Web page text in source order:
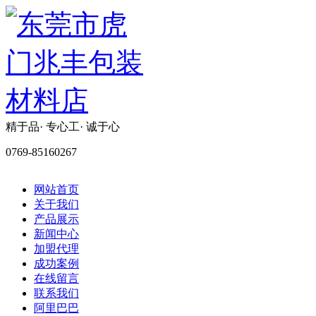
精于品· 专心工· 诚于心
0769-85160267
网站首页
关于我们
产品展示
新闻中心
加盟代理
成功案例
在线留言
联系我们
阿里巴巴